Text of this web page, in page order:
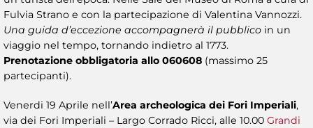
Fulvia Strano e con la partecipazione di Valentina Vannozzi.
Una guida d’eccezione accompagnerà il pubblico in un
viaggio nel tempo, tornando indietro al 1773.
Prenotazione obbligatoria allo 060608 (massimo 25
partecipanti).
Venerdi 19 Aprile nell’Area archeologica dei Fori Imperiali,
via dei Fori Imperiali – Largo Corrado Ricci, alle 10.00 Grandi